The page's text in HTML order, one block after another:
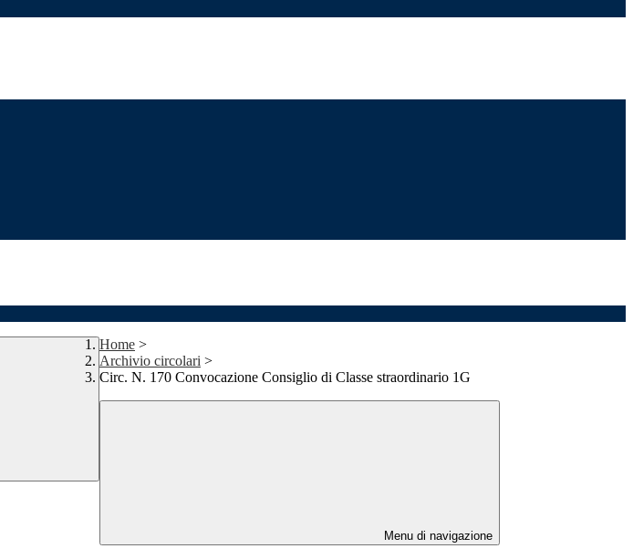
Home >
Archivio circolari >
Circ. N. 170 Convocazione Consiglio di Classe straordinario 1G
Menu di navigazione